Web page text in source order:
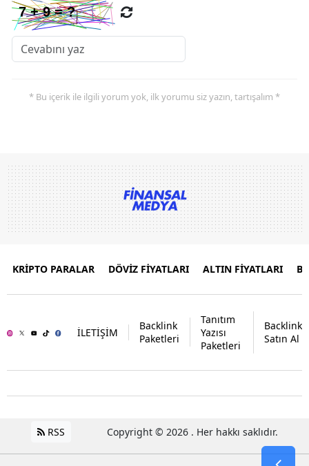
* Bu içerik ile ilgili yorum yok, ilk yorumu siz yazın, tartışalım *
KRİPTO PARALAR DÖVİZ FİYATLARI ALTIN FİYATLARI
İLETİŞİM
Backlink
Paketleri
Tanıtım
Yazısı
Paketleri
Backlink
Satın Al
RSS Copyright © 2026 . Her hakkı saklıdır.